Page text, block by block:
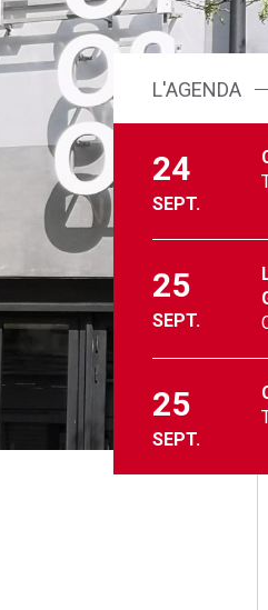
L'AGENDA
24
SEPT.
25
SEPT.
25
SEPT.